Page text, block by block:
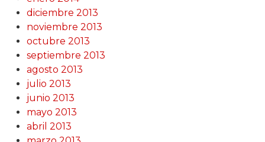
diciembre 2013
noviembre 2013
octubre 2013
septiembre 2013
agosto 2013
julio 2013
junio 2013
mayo 2013
abril 2013